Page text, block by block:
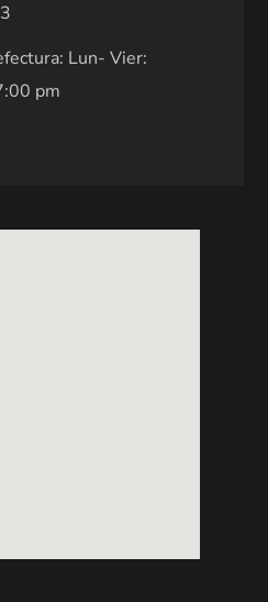
Lun- Vier:
pm